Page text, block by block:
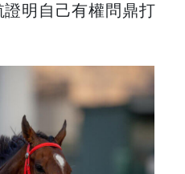
明自己有權問鼎打